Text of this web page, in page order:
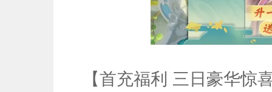
【首充福利 三日豪华惊